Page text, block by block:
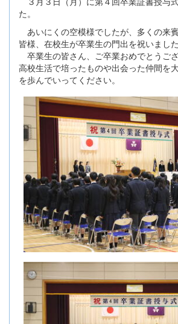
た。
あいにくの空模様でしたが、多くの来
皆様、在校生が卒業生の門出を祝いました
卒業生の皆さん、ご卒業おめでとうご
高校生活で培ったものや出会った仲間を
を歩んでいってください。